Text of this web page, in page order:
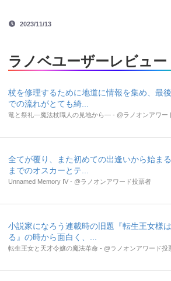
2023/11/13
ラノベユーザーレビュー
杖を修理するために地道に情報を集め、最
での流れがとても綺...
竜と祭礼―魔法杖職人の見地から― - @ラノオンアワー
全てが覆り、また初めての出逢いから始ま
までのオスカーとテ...
Unnamed Memory IV - @ラノオンアワード投票者
小説家になろう連載時の旧題『転生王女様
る』の時から面白く、...
転生王女と天才令嬢の魔法革命 - @ラノオンアワード投